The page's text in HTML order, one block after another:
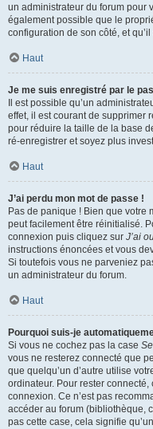
un administrateur du forum pour
également possible que le
configuration de son côté, et
Haut
Je me suis enregistré par le
Il est possible qu’un
effet, il est courant de supprimer
pour réduire la taille de la base
ré-enregistrer et soyez plus
Haut
J’ai perdu mon mot de passe !
Pas de panique ! Bien que votre
peut facilement être réinitialisé.
connexion puis cliquez sur J’ai
instructions énoncées et vous
Si toutefois vous ne parveniez
un administrateur du forum.
Haut
Pourquoi suis-je
Si vous ne cochez pas la case
vous ne resterez connecté que
que quelqu’un d’autre utilise
ordinateur. Pour rester connecté,
connexion. Ce n’est pas
accéder au forum (bibliothèque,
pas cette case, cela signifie